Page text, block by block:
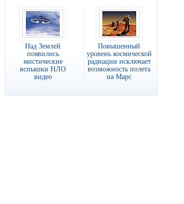
Над Землей
появились
мистические
вспышки НЛО
видео
Повышенный
уровень космической
радиации исключает
возможность полета
на Марс